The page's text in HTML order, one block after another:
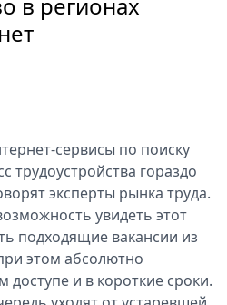
сервисы по поиску
трудоустройства гораздо
эксперты рынка труда.
увидеть этот
подходящие вакансии из
этом абсолютно
доступе и в короткие сроки.